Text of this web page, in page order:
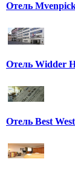
Отель
Отель Widder
Отель Best